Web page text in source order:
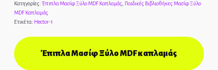
ΑΡΧΙΚΉ
ΕΠΙΚΟΙΝΩΝΊΑ
Κατηγορίες: Έπιπλα Μασίφ Ξύλο MDF Καπλαμάς, Παιδικές Βιβλιοθήκες Μασίφ Ξύλο
MDF Καπλαμάς
Ετικέτα: Hector-1
Έπιπλα Μασίφ Ξύλο MDF καπλαμάς